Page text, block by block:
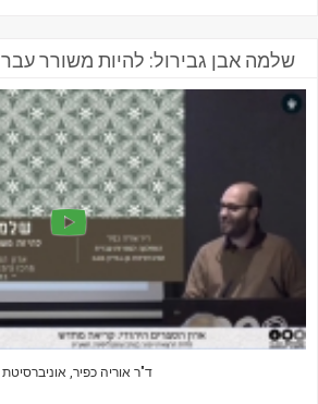
שלמה אבן גבירול: להיות משורר
ד"ר אוריה כפיר, אוניברסיטת